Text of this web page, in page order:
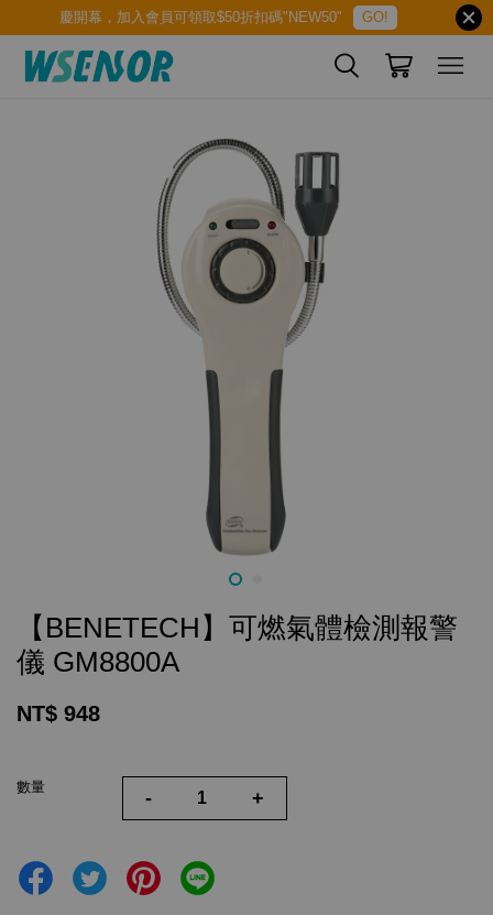
慶開幕，加入會員可領取$50折扣碼"NEW50" GO!
【BENETECH】可燃氣體檢測報警
儀 GM8800A
NT$ 948
數量
- +